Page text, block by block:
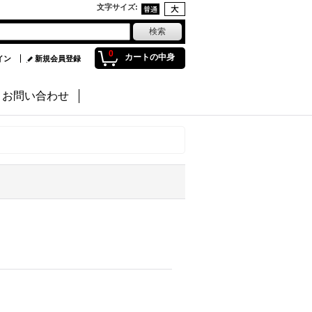
文字サイズ:
0 カートの中身
ン 新規会員登録
お問い合わせ